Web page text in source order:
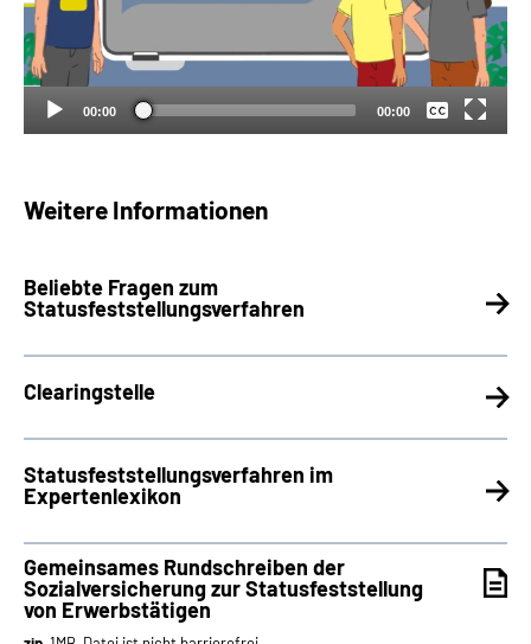
00:00 00:00
Keine
Deutsch
Weitere Informationen
Beliebte Fragen zum
Statusfeststellungsverfahren
Clearingstelle
Statusfeststellungsverfahren im
Expertenlexikon
Gemeinsames Rundschreiben der
Sozialversicherung zur Statusfeststellung
von Erwerbstätigen